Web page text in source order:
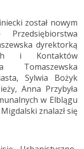
został nowym
dyrektorką
i Kontaktów
Tomaszewska
Sylwia Bożyk
Anna Przybyła
w Elblągu
znalazł się